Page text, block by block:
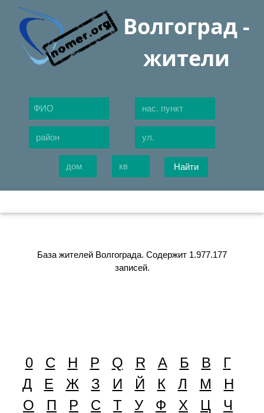
Волгоград -
жители
Найти
База жителей Волгограда. Содержит 1.977.177
записей.
0 C H P Q R А Б В
Г
Д
Е Ж З И Й К Л М
Н
О
П Р С Т У Ф Х Ц
Ч